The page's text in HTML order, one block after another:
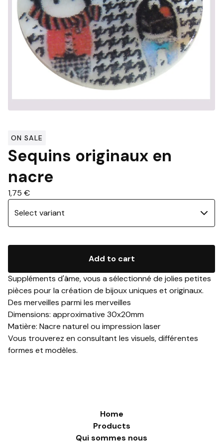
ON SALE
Sequins originaux en
nacre
1,75 €
Add to cart
Suppléments d'âme, vous a sélectionné de jolies petites
pièces pour la création de bijoux uniques et originaux.
Des merveilles parmi les merveilles
Dimensions: approximative 30x20mm
Matière: Nacre naturel ou impression laser
Vous trouverez en consultant les visuels, différentes
formes et modèles.
Home
Products
Qui sommes nous